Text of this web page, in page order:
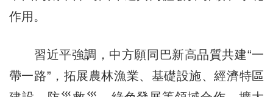
作用。
習近平強調，中方願同巴新高品質共建“一
帶一路”，拓展農林漁業、基礎設施、經濟特區